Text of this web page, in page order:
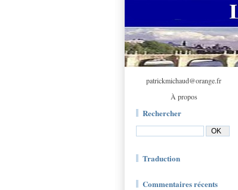
patrickmichaud@orange.fr
À propos
Rechercher
Traduction
Commentaires récents